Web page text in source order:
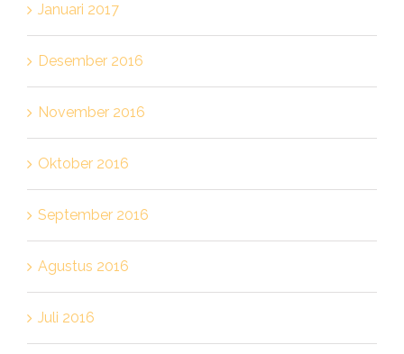
Januari 2017
Desember 2016
November 2016
Oktober 2016
September 2016
Agustus 2016
Juli 2016